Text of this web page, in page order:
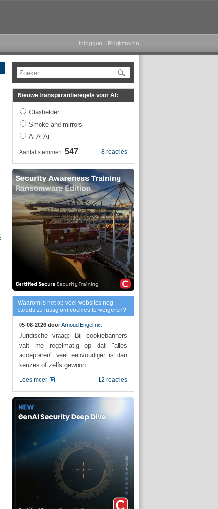
Inloggen Registreren
Zoeken
Nieuwe transparantieregels voor AI:
Glashelder
Smoke and mirrors
Ai Ai Ai
8 reacties
Aantal stemmen: 547
Waarom is het op veel websites nog
steeds zo lastig om cookies te weigeren?
05-08-2026 door Arnoud Engelfriet
Juridische vraag: Bij cookiebanners
valt me regelmatig op dat "alles
accepteren" veel eenvoudiger is dan
keuzes of zelfs gewoon ...
12 reacties
Lees meer